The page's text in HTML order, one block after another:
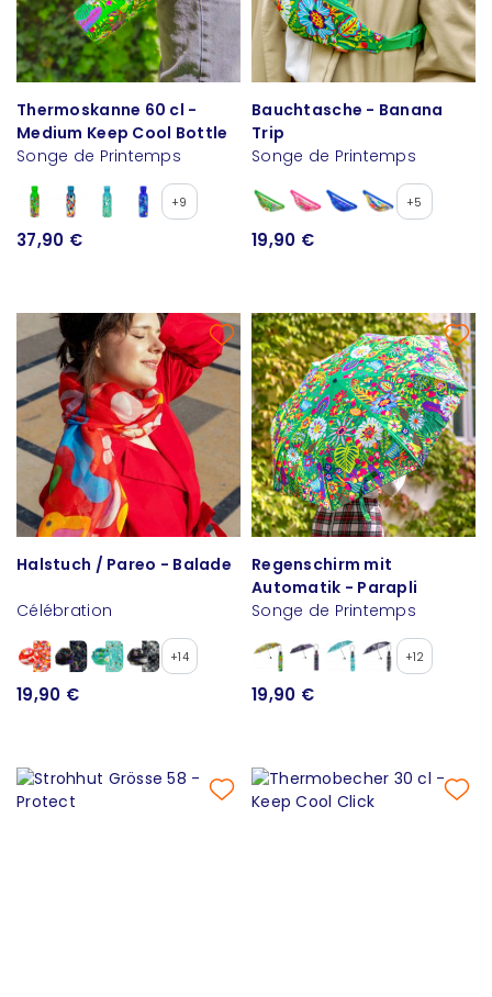
Thermoskanne 60 cl -
Medium Keep Cool Bottle
Songe de Printemps
+9
37,90 €
Bauchtasche - Banana
Trip
Songe de Printemps
+5
19,90 €
Halstuch / Pareo - Balade
Célébration
+14
19,90 €
Regenschirm mit
Automatik - Parapli
Songe de Printemps
+12
19,90 €